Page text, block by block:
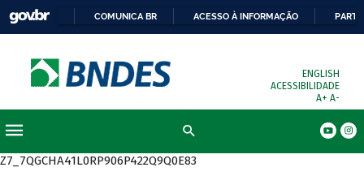
COMUNICA BR ACESSO À INFORMAÇÃO
ENGLISH
ACESSIBILIDADE
A+ A-
Z7_7QGCHA41L0RP906P422Q9Q0E83